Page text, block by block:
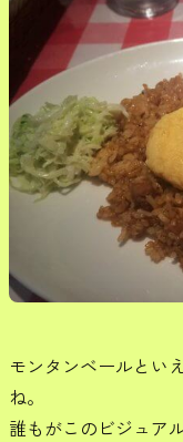
モンタンベールとい
ね。
誰もがこのビジュア